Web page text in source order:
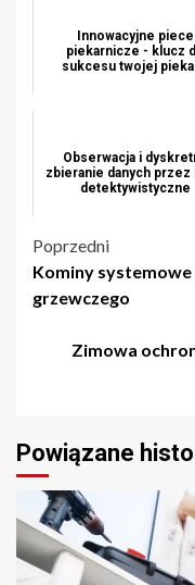
Innowacyjne piece
piekarnicze - klucz
sukcesu twojej
Obserwacja i
zbieranie danych przez
detektywistyczne
Nawigacja
wpisu
Poprzedni
Kominy
grzewczego
Zimowa
Powiązane